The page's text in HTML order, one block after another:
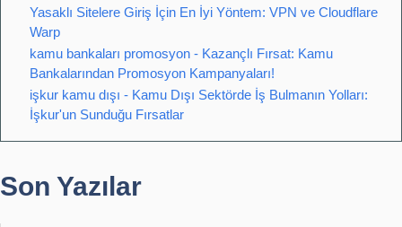
Yasaklı Sitelere Giriş İçin En İyi Yöntem: VPN ve Cloudflare
Warp
kamu bankaları promosyon - Kazançlı Fırsat: Kamu
Bankalarından Promosyon Kampanyaları!
işkur kamu dışı - Kamu Dışı Sektörde İş Bulmanın Yolları:
İşkur'un Sunduğu Fırsatlar
Son Yazılar